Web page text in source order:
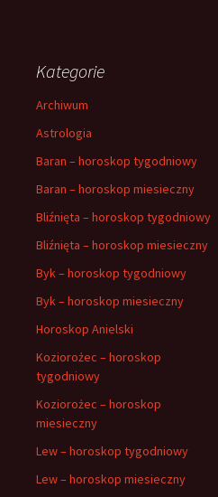
Kategorie
Archiwum
Astrologia
Baran – horoskop tygodniowy
Baran – horoskop miesieczny
Bliźnięta – horoskop tygodniowy
Bliźnięta – horoskop miesieczny
Byk – horoskop tygodniowy
Byk – horoskop miesieczny
Horoskop Anielski
Koziorożec – horoskop
tygodniowy
Koziorożec – horoskop
miesieczny
Lew – horoskop tygodniowy
Lew – horoskop miesieczny